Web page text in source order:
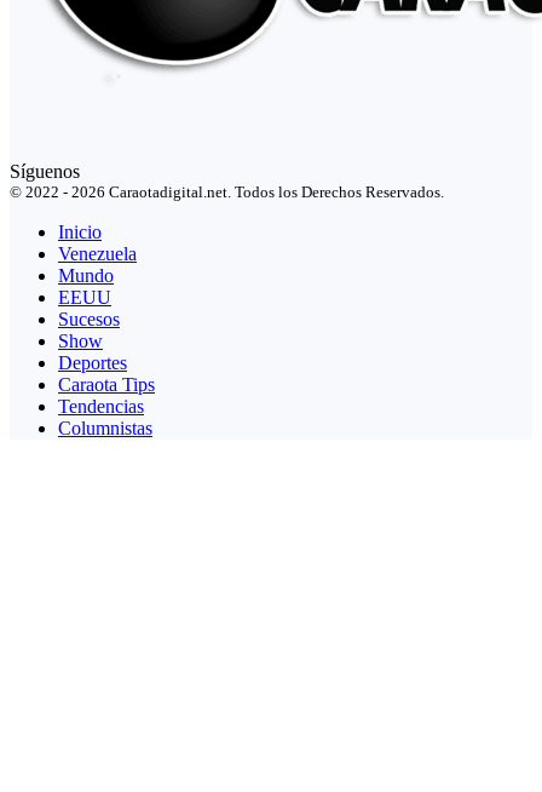
Síguenos
© 2022 - 2026 Caraotadigital.net. Todos los Derechos Reservados.
Inicio
Venezuela
Mundo
EEUU
Sucesos
Show
Deportes
Caraota Tips
Tendencias
Columnistas